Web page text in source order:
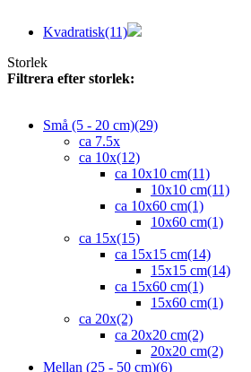
Kvadratisk(11)
Storlek
Filtrera efter storlek:
Små (5 - 20 cm)(29)
ca 7.5x
ca 10x(12)
ca 10x10 cm(11)
10x10 cm(11)
ca 10x60 cm(1)
10x60 cm(1)
ca 15x(15)
ca 15x15 cm(14)
15x15 cm(14)
ca 15x60 cm(1)
15x60 cm(1)
ca 20x(2)
ca 20x20 cm(2)
20x20 cm(2)
Mellan (25 - 50 cm)(6)